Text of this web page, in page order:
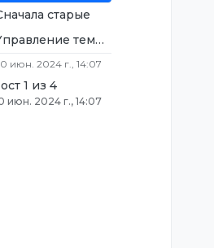
старые
темой
июн. 2024 г., 14:07
1 из 4
июн. 2024 г., 14:07